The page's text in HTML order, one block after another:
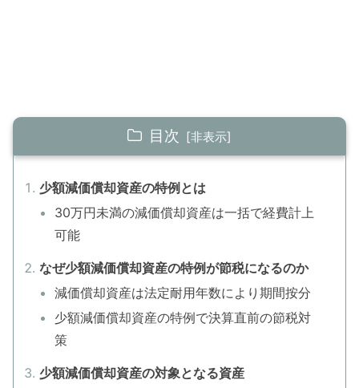
目次
少額減価償却資産の特例とは
30万円未満の減価償却資産は一括で経費計上
可能
なぜ少額減価償却資産の特例が節税になるのか
減価償却資産は法定耐用年数により期間按分
少額減価償却資産の特例で決算直前の節税対
策
少額減価償却資産の対象となる資産